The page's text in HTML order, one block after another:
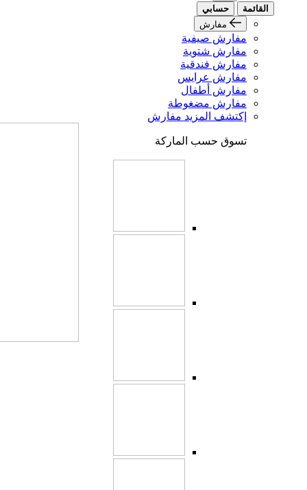
القائمة
حسابي
مفارش
مفارش صيفية
مفارش شتوية
مفارش فندقية
مفارش عرايس
مفارش أطفال
مفارش مضغوطة
إكتشف المزيد مفارش
تسوق حسب الماركة